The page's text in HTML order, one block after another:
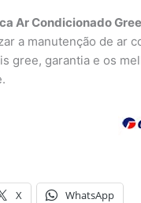
Ar Condicionado Gree
a manutenção de ar
gree, garantia e os
X WhatsApp